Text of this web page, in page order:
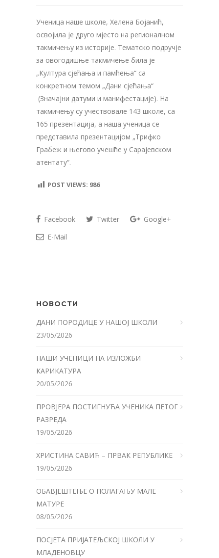
Ученица наше школе, Хелена Бојанић,
освојила је друго мјесто на регионалном
такмичењу из историје. Тематско подручје
за овогодишње такмичење била је
„Култура сјећања и памћења“ са
конкретном темом „Дани сјећања“
(Значајни датуми и манифестације). На
такмичењу су учествовале 143 школе, са
165 презентација, а наша ученица се
представила презентацијом „Трифко
Грабеж и његово учешће у Сарајевском
атентату“.
POST VIEWS: 986
Facebook Twitter
Google+
E-Mail
НОВОСТИ
ДАНИ ПОРОДИЦЕ У НАШОЈ ШКОЛИ
23/05/2026
НАШИ УЧЕНИЦИ НА ИЗЛОЖБИ
КАРИКАТУРА
20/05/2026
ПРОВЈЕРА ПОСТИГНУЋА УЧЕНИКА ПЕТОГ
РАЗРЕДА
19/05/2026
ХРИСТИНА САВИЋ – ПРВАК РЕПУБЛИКЕ
19/05/2026
ОБАВЈЕШТЕЊЕ О ПОЛАГАЊУ МАЛЕ
МАТУРЕ
08/05/2026
ПОСЈЕТА ПРИЈАТЕЉСКОЈ ШКОЛИ У
МЛАДЕНОВЦУ